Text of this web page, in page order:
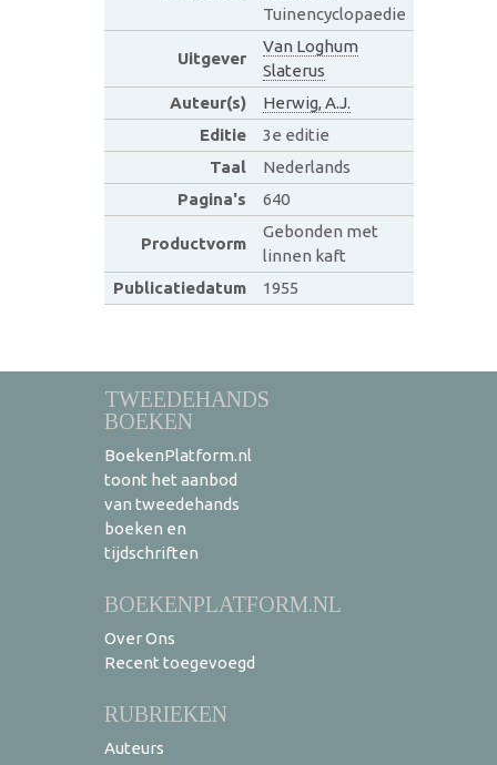
Tuinencyclopaedie
Uitgever
Van Loghum
Slaterus
Auteur(s)
Herwig, A.J.
Editie
3e editie
Taal
Nederlands
Pagina's
640
Productvorm
Gebonden met
linnen kaft
Publicatiedatum
1955
TWEEDEHANDS
BOEKEN
BoekenPlatform.nl
toont het aanbod
van tweedehands
boeken en
tijdschriften
BOEKENPLATFORM.NL
Over Ons
Recent toegevoegd
RUBRIEKEN
Auteurs